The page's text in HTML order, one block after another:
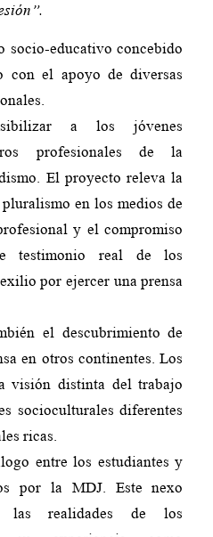
socio-educativo concebido
el apoyo de diversas
a los jóvenes
profesionales de la
El proyecto releva la
en los medios de
y el compromiso
testimonio real de los
por ejercer una prensa
el descubrimiento de
en otros continentes. Los
visión distinta del trabajo
socioculturales diferentes
ricas.
entre los estudiantes y
por la MDJ. Este nexo
las realidades de los